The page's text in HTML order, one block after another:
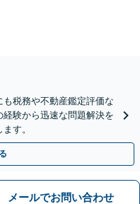
税務や不動産鑑定評価な
験から迅速な問題解決を
す。
メールでお問い合わせ